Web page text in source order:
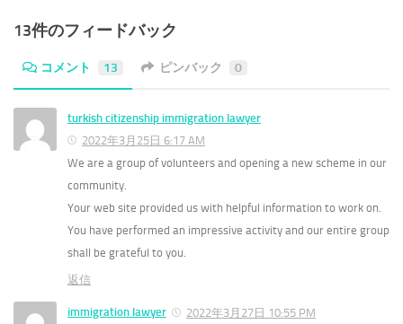
13件のフィードバック
コメント 13 ピンバック 0
turkish citizenship immigration lawyer
2022年3月25日 6:17 AM
We are a group of volunteers and opening a new scheme in our
community.
Your web site provided us with helpful information to work on.
You have performed an impressive activity and our entire group
shall be grateful to you.
返信
immigration lawyer
2022年3月27日 10:55 PM